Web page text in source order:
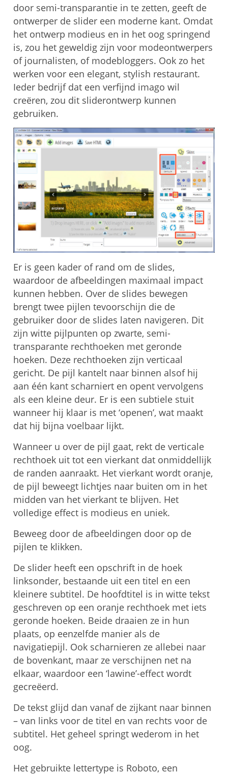
door semi-transparantie in te zetten, geeft de
ontwerper de slider een moderne kant. Omdat
het ontwerp modieus en in het oog springend
is, zou het geweldig zijn voor modeontwerpers
of journalisten, of modebloggers. Ook zo het
werken voor een elegant, stylish restaurant.
Ieder bedrijf dat een verfijnd imago wil
creëren, zou dit sliderontwerp kunnen
gebruiken.
Er is geen kader of rand om de slides,
waardoor de afbeeldingen maximaal impact
kunnen hebben. Over de slides bewegen
brengt twee pijlen tevoorschijn die de
gebruiker door de slides laten navigeren. Dit
zijn witte pijlpunten op zwarte, semi-
transparante rechthoeken met geronde
hoeken. Deze rechthoeken zijn verticaal
gericht. De pijl kantelt naar binnen alsof hij
aan één kant scharniert en opent vervolgens
als een kleine deur. Er is een subtiele stuit
wanneer hij klaar is met ‘openen’, wat maakt
dat hij bijna voelbaar lijkt.
Wanneer u over de pijl gaat, rekt de verticale
rechthoek uit tot een vierkant dat onmiddellijk
de randen aanraakt. Het vierkant wordt oranje,
de pijl beweegt lichtjes naar buiten om in het
midden van het vierkant te blijven. Het
volledige effect is modieus en uniek.
Beweeg door de afbeeldingen door op de
pijlen te klikken.
De slider heeft een opschrift in de hoek
linksonder, bestaande uit een titel en een
kleinere subtitel. De hoofdtitel is in witte tekst
geschreven op een oranje rechthoek met iets
geronde hoeken. Beide draaien ze in hun
plaats, op eenzelfde manier als de
navigatiepijl. Ook scharnieren ze allebei naar
de bovenkant, maar ze verschijnen net na
elkaar, waardoor een ‘lawine’-effect wordt
gecreëerd.
De tekst glijd dan vanaf de zijkant naar binnen
– van links voor de titel en van rechts voor de
subtitel. Het geheel springt wederom in het
oog.
Het gebruikte lettertype is Roboto, een